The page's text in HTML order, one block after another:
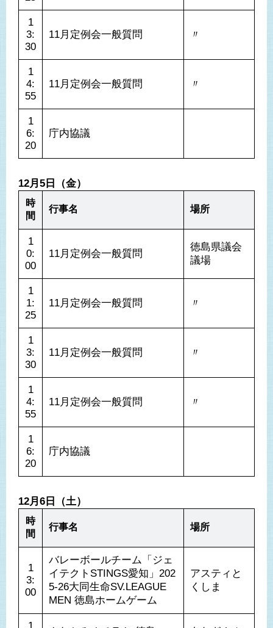
1
3:
30
11月定例会一般質問 〃
1
4:
55
11月定例会一般質問 〃
1
6:
20
庁内協議
12月5日（金）
時
間
行事名 場所
1
0:
00
11月定例会一般質問
徳島県議会
議場
1
1:
25
11月定例会一般質問 〃
1
3:
30
11月定例会一般質問 〃
1
4:
55
11月定例会一般質問 〃
1
6:
20
庁内協議
12月6日（土）
時
間
行事名 場所
1
3:
00
バレーボールチーム「ジェ
イテクトSTINGS愛知」202
5-26大同生命SV.LEAGUE
MEN 徳島ホームゲーム
アスティと
くしま
1